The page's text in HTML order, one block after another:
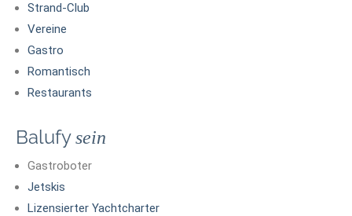
Strand-Club
Vereine
Gastro
Romantisch
Restaurants
Balufysein
Gastroboter
Jetskis
Lizensierter Yachtcharter